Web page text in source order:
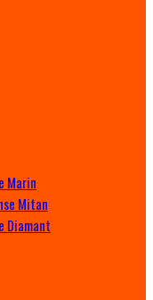
Marin
Mitan
Diamant